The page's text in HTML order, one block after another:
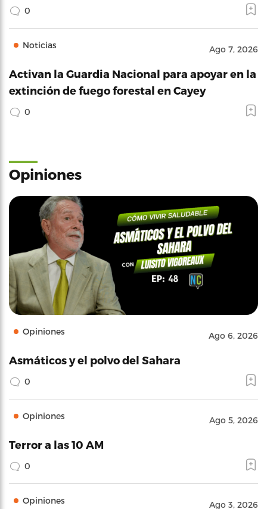
0
Noticias Ago 7, 2026
Activan la Guardia Nacional para apoyar en la
extinción de fuego forestal en Cayey
0
Opiniones
Opiniones Ago 6, 2026
Asmáticos y el polvo del Sahara
0
Opiniones Ago 5, 2026
Terror a las 10 AM
0
Opiniones Ago 3, 2026